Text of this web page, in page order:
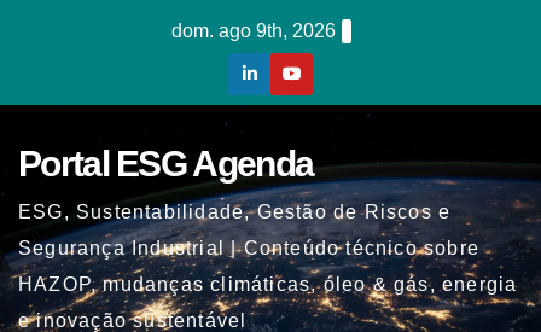
dom. ago 9th, 2026
Portal ESG Agenda
ESG, Sustentabilidade, Gestão de Riscos e
Segurança Industrial | Conteúdo técnico sobre
HAZOP, mudanças climáticas, óleo & gás, energia
e inovação sustentável